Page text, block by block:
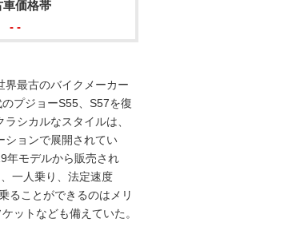
車価格帯
- -
界最古のバイクメーカー
プジョーS55、S57を復
シカルなスタイルは、
ションで展開されてい
年モデルから販売され
一人乗り、法定速度
ることができるのはメリ
ットなども備えていた。